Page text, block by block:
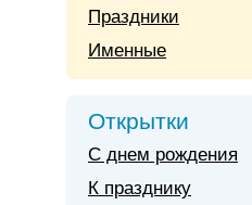
Праздники
Именные
Открытки
С днем рождения
К празднику